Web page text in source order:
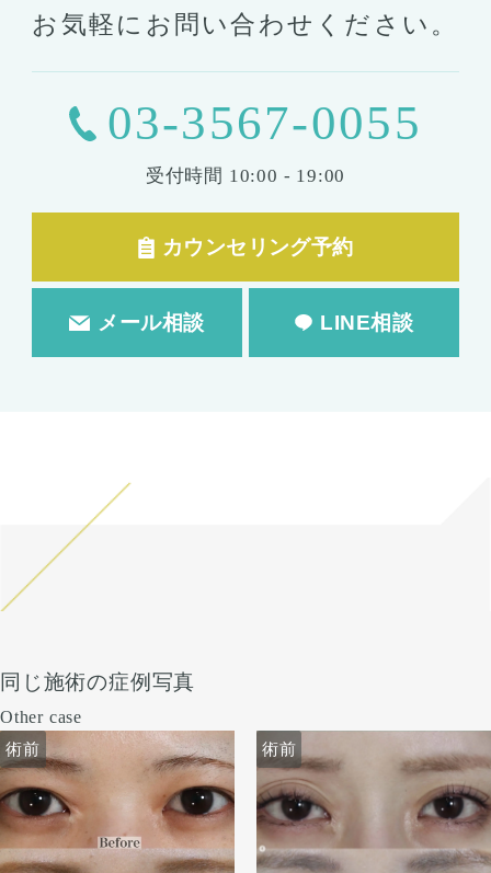
お気軽にお問い合わせください。
03-3567-0055
受付時間 10:00 - 19:00
カウンセリング予約
メール相談 LINE相談
同じ施術の症例写真
Other case
術前 術前